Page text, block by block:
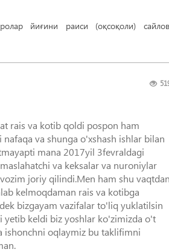
йиғини раиси (оқсоқоли)
rais va kotib qoldi pospon ham
va shunga o'xshash ishlar bilan
mana 2017yil 3fevraldagi
va keksalar va nuroniylar
joriy qilindi.Men ham shu vaqtdan
kelmoqdaman rais va kotibga
bizgayam vazifalar to'liq yuklatilsin
keldi biz yoshlar ko'zimizda o't
ishonchni oqlaymiz bu taklifimni